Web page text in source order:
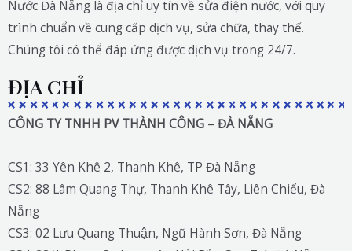
Nước Đà Nẵng là địa chỉ uy tín về sửa điện nước, với quy
trình chuẩn về cung cấp dịch vụ, sửa chữa, thay thế.
Chúng tôi có thể đáp ứng được dịch vụ trong 24/7.
ĐỊA CHỈ
CÔNG TY TNHH PV THÀNH CÔNG – ĐÀ NẴNG
CS1: 33 Yên Khê 2, Thanh Khê, TP Đà Nẵng
CS2: 88 Lâm Quang Thự, Thanh Khê Tây, Liên Chiểu, Đà
Nẵng
CS3: 02 Lưu Quang Thuận, Ngũ Hành Sơn, Đà Nẵng